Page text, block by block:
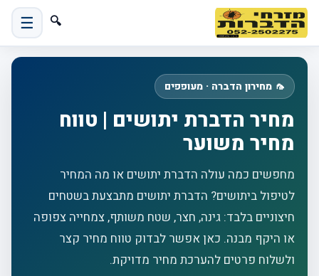
🔍
☰
🦟 מחירון הדברה · מעופפים
מחיר הדברת יתושים | טווח
מחיר משוער
מחפשים כמה עולה הדברת יתושים או מה המחיר
לטיפול ביתושים? הדברת יתושים מתבצעת בשטחים
חיצוניים בלבד: גינה, חצר, שטח משותף, צמחייה צפופה
או היקף מבנה. כאן אפשר לבדוק טווח מחיר קצר
ולשלוח פרטים להערכת מחיר מדויקת.